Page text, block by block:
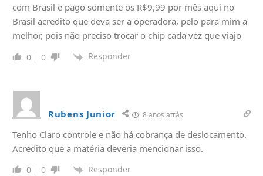
com Brasil e pago somente os R$9,99 por mês aqui no
Brasil acredito que deva ser a operadora, pelo para mim a
melhor, pois não preciso trocar o chip cada vez que viajo
0 0 Responder
Rubens Junior 8 anos atrás
Tenho Claro controle e não há cobrança de deslocamento.
Acredito que a matéria deveria mencionar isso.
0 0 Responder